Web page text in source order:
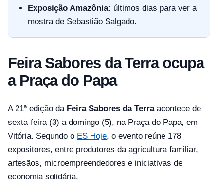
Exposição Amazônia: últimos dias para ver a
mostra de Sebastião Salgado.
Feira Sabores da Terra ocupa
a Praça do Papa
A 21ª edição da Feira Sabores da Terraacontece de
sexta-feira (3) a domingo (5), na Praça do Papa, em
Vitória. Segundo o ES Hoje, o evento reúne 178
expositores, entre produtores da agricultura familiar,
artesãos, microempreendedores e iniciativas de
economia solidária.